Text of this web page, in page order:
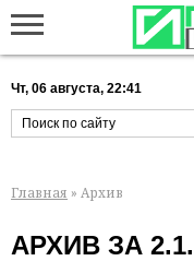
Чт, 06 августа, 22:41
Главная » Архив
АРХИВ ЗА